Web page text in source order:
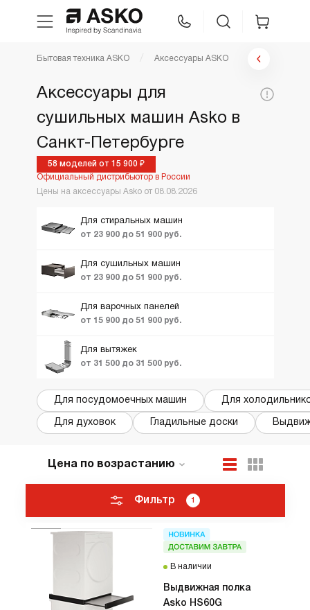
Техника для кухни
Уход за бельем
Asko Professional
Аксессуары
Бытовая техника ASKO Аксессуары ASKO
Аксессуары для
сушильных машин Asko в
Санкт-Петербурге
58 моделей от 15 900 ₽
Официальный дистрибьютор в России
Цены на аксессуары Asko от 08.08.2026
Для стиральных машин
от 23 900 до 51 900 руб.
Для сушильных машин
от 23 900 до 51 900 руб.
Для варочных панелей
от 15 900 до 51 900 руб.
Для вытяжек
от 31 500 до 31 500 руб.
Для посудомоечных машин Для
Для духовок Гладильные доски
Фильтр аксессуары
Цена по возрастанию
По популярности
ТОП лучших
Акции и Скидки
руб:
130051900 Вид:
тележка
угольный фильтр
Ещё фильтры Вид
Цена по возрастанию
По популярности
ТОП лучших
Фильтр 1
В наличии
Выдвижная полка
Asko HS60G